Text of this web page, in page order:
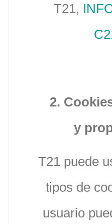
T21,
2.
y
T21 puede
tipos de
usuario